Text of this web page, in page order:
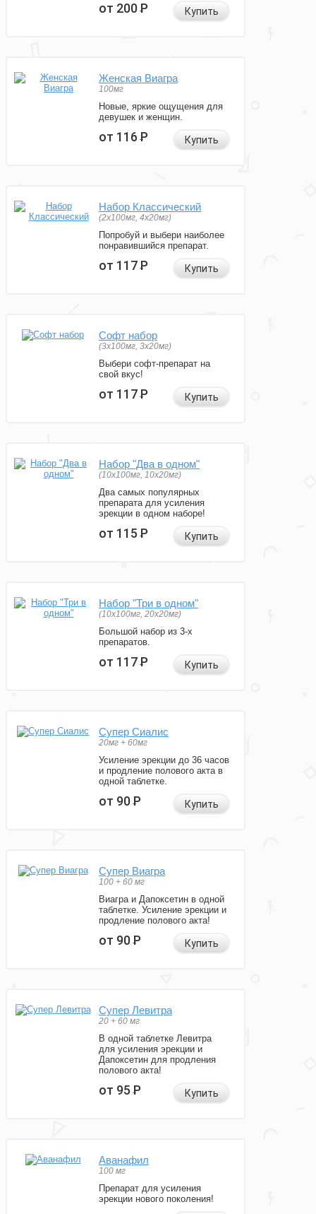
от 200Р Купить
Женская Виагра
100мг
Новые, яркие ощущения для
девушек и женщин.
от 116Р Купить
Набор Классический
(2x100мг, 4x20мг)
Попробуй и выбери наиболее
понравившийся препарат.
от 117Р Купить
Софт набор
(3x100мг, 3x20мг)
Выбери софт-препарат на
свой вкус!
от 117Р Купить
Набор "Два в одном"
(10x100мг, 10x20мг)
Два самых популярных
препарата для усиления
эрекции в одном наборе!
от 115Р Купить
Набор "Три в одном"
(10x100мг, 20x20мг)
Большой набор из 3-х
препаратов.
от 117Р Купить
Супер Сиалис
20мг + 60мг
Усиление эрекции до 36 часов
и продление полового акта в
одной таблетке.
от 90Р Купить
Супер Виагра
100 + 60 мг
Виагра и Дапоксетин в одной
таблетке. Усиление эрекции и
продление полового акта!
от 90Р Купить
Супер Левитра
20 + 60 мг
В одной таблетке Левитра
для усиления эрекции и
Дапоксетин для продления
полового акта!
от 95Р Купить
Аванафил
100 мг
Препарат для усиления
эрекции нового поколения!